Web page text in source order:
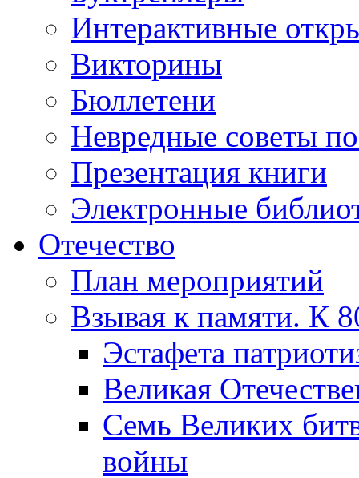
Интерактивные
Викторины
Бюллетени
Невредные советы
Презентация книги
Электронные
Отечество
План мероприятий
Взывая к памяти. К
Эcтафета
Великая
Семь Великих
войны